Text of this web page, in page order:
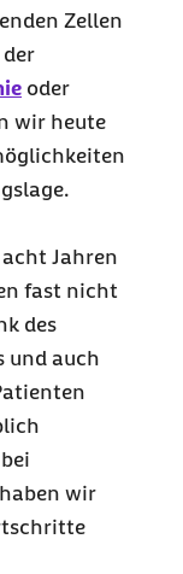
Zellen
oder
wir heute
Jahren
fast nicht
des
und auch
wir